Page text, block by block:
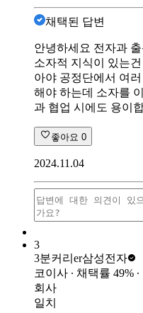
채택된 답변
안녕하세요 전자과
소자적 지식이 있는
아야 공정단에서 여
해야 하는데 소자를
과 협업 시에도 용이
좋아요 0
2024.11.04
3
3분커리er삼성전자
코이사 ∙ 채택률 49% ∙
회사
일치